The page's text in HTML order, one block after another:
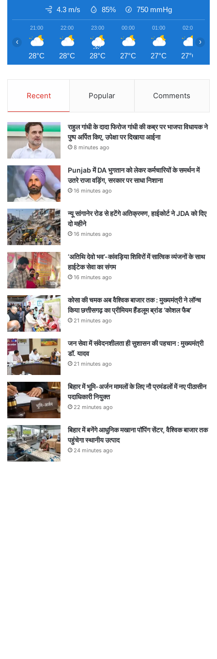
4.3 m/s 85% 750 mmHg
21:00
28°C
22:00
28°C
23:00
28°C
00:00
27°C
01:00
27°C
02:00
27°C
‹ ›
Recent Popular Comments
राहुल गांधी के दादा फिरोज गांधी की कब्र पर भाजपा विधायक ने
पुष्प अर्पित किए, उपेक्षा पर दिखाया आईना
8 minutes ago
Punjab में DA भुगतान को लेकर कर्मचारियों के समर्थन में
उतरे राजा वड़िंग, सरकार पर साधा निशाना
16 minutes ago
न्यू सांगानेर रोड से हटेंगे अतिक्रमण, हाईकोर्ट ने JDA को दिए
दो महीने
16 minutes ago
‘अतिथि देवो भव’-कांवड़िया शिविरों में सात्विक व्यंजनों के साथ
हाईटेक सेवा का संगम
16 minutes ago
कोसा की चमक अब वैश्विक बाजार तक : मुख्यमंत्री ने लॉन्च
किया छत्तीसगढ़ का प्रीमियम हैंडलूम ब्रांड ‘कोशल फैब’
21 minutes ago
जन सेवा में संवेदनशीलता ही सुशासन की पहचान : मुख्यमंत्री
डॉ. यादव
21 minutes ago
बिहार में भूमि-अर्जन मामलों के लिए नौ प्रमंडलों में नए पीठासीन
पदाधिकारी नियुक्त
22 minutes ago
बिहार में बनेंगे आधुनिक मखाना पॉपिंग सेंटर, वैश्विक बाजार तक
पहुंचेगा स्थानीय उत्पाद
24 minutes ago